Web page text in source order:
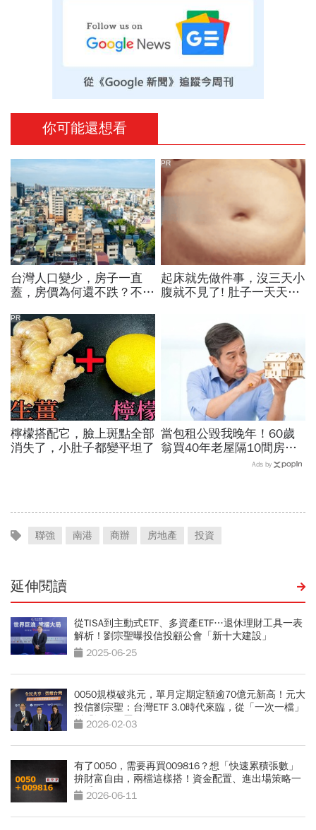
你可能還想看
台灣人口變少，房子一直
蓋，房價為何還不跌？不只
「生死象限」：這一年將大
反轉
起床就先做件事，沒三天小
腹就不見了! 肚子一天天變
PR
檸檬搭配它，臉上斑點全部
消失了，小肚子都變平坦了
PR
當包租公毀我晚年！60歲
翁買40年老屋隔10間房，
想躺賺卻月月倒賠，淪夜班
Ads by
聯強 南港 商辦 房地產 投資
延伸閱讀
從TISA到主動式ETF、多資產ETF…退休理財工具一表
解析！劉宗聖曝投信投顧公會「新十大建設」
2025-06-25
0050規模破兆元，單月定期定額逾70億元新高！元大
投信劉宗聖：台灣ETF 3.0時代來臨，從「一次一檔」
變「智能配置」
2026-02-03
有了0050，需要再買009816？想「快速累積張數」
拚財富自由，兩檔這樣搭！資金配置、進出場策略一
次看2026-06-11